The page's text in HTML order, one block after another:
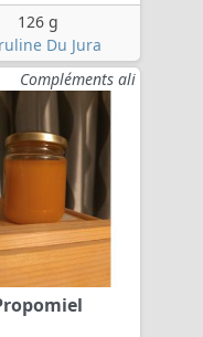
126 g
Du Jura
Compléments ali